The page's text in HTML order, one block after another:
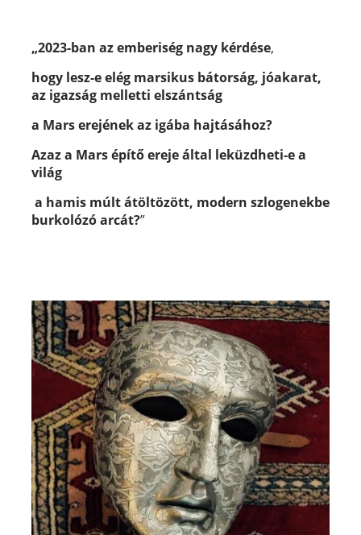
„2023-ban az emberiség nagy kérdése,
hogy lesz-e elég marsikus bátorság, jóakarat,
az igazság melletti elszántság
a Mars erejének az igába hajtásához?
Azaz a Mars építő ereje által leküzdheti-e a
világ
a hamis múlt átöltözött, modern szlogenekbe
burkolózó arcát?”